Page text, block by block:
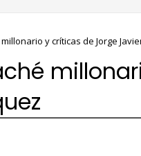
y críticas de Jorge